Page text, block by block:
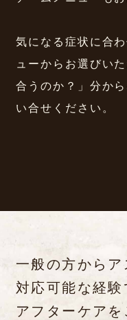
気になる症状に合
ューからお選びい
合うのか？」分か
い合せください。
一般の方から
対応可能な経験
アフターケアを